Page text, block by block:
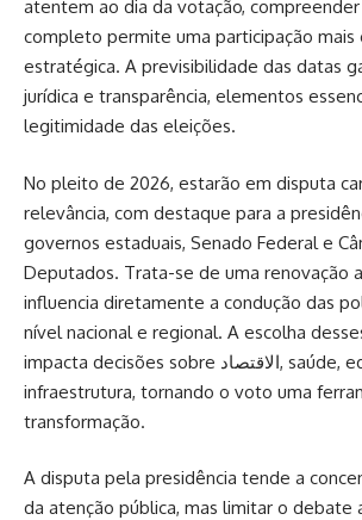
atentem ao dia da votação,
completo permite uma participação mais
estratégica. A previsibilidade das datas
jurídica e transparência, elementos
legitimidade das eleições.
No pleito de 2026, estarão em disputa
relevância, com destaque para a
governos estaduais, Senado Federal e
Deputados. Trata-se de uma renovação
influencia diretamente a condução das
nível nacional e regional. A escolha desses
impacta decisões sobre الاقتصاد, saúde, educação e
infraestrutura, tornando o voto uma
transformação.
A disputa pela presidência tende a
da atenção pública, mas limitar o debate